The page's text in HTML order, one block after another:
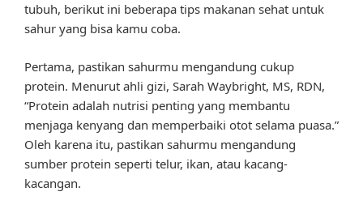
tubuh, berikut ini beberapa tips makanan sehat untuk
sahur yang bisa kamu coba.
Pertama, pastikan sahurmu mengandung cukup
protein. Menurut ahli gizi, Sarah Waybright, MS, RDN,
“Protein adalah nutrisi penting yang membantu
menjaga kenyang dan memperbaiki otot selama puasa.”
Oleh karena itu, pastikan sahurmu mengandung
sumber protein seperti telur, ikan, atau kacang-
kacangan.